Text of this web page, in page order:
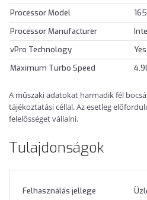
Processor Model
Processor Manufacturer
vPro Technology
Yes
Maximum Turbo Speed
A műszaki adatokat harmadik fél
tájékoztatási céllal. Az esetleg
felelősséget vállalni.
Tulajdonságok
Felhasználás jellege